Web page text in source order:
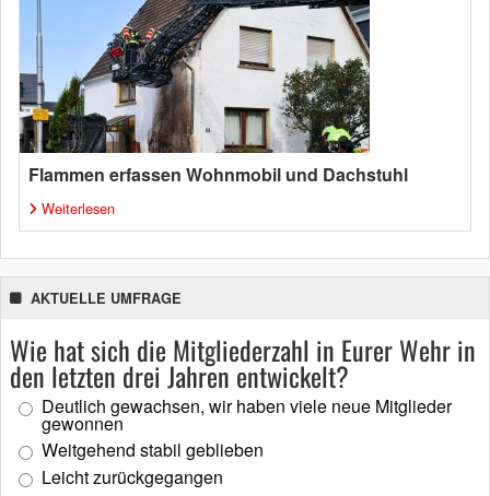
Flammen erfassen Wohnmobil und Dachstuhl
Weiterlesen
AKTUELLE UMFRAGE
Wie hat sich die Mitgliederzahl in Eurer Wehr in
den letzten drei Jahren entwickelt?
Deutlich gewachsen, wir haben viele neue Mitglieder
gewonnen
Weitgehend stabil geblieben
Leicht zurückgegangen